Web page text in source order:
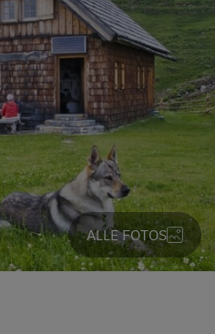
ALLE FOTOS